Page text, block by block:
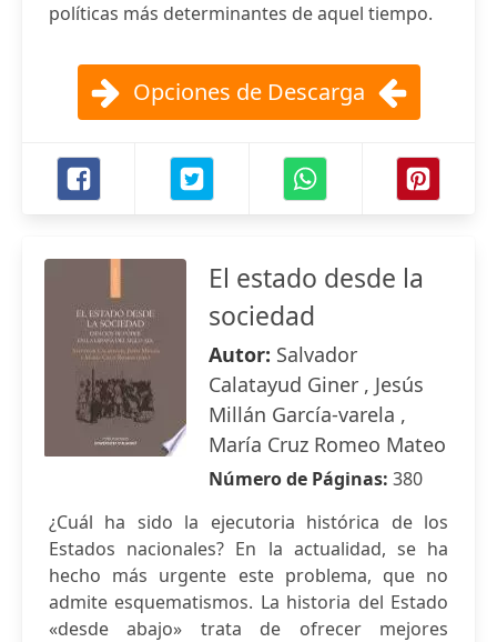
políticas más determinantes de aquel tiempo.
Opciones de Descarga
El estado desde la
sociedad
Autor: Salvador
Calatayud Giner , Jesús
Millán García-varela ,
María Cruz Romeo Mateo
Número de Páginas: 380
¿Cuál ha sido la ejecutoria histórica de los
Estados nacionales? En la actualidad, se ha
hecho más urgente este problema, que no
admite esquematismos. La historia del Estado
«desde abajo» trata de ofrecer mejores